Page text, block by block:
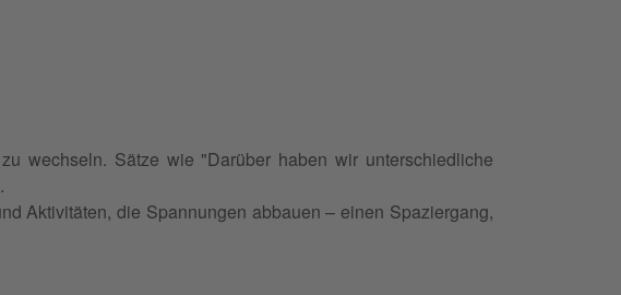
wechseln. Sätze wie "Darüber haben wir unterschiedliche
Aktivitäten, die Spannungen abbauen – einen Spaziergang,